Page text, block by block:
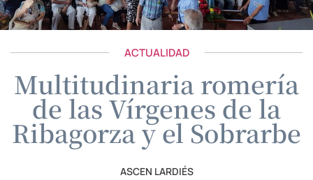
ACTUALIDAD
Multitudinaria romería
de las Vírgenes de la
Ribagorza y el Sobrarbe
ASCEN LARDIÉS